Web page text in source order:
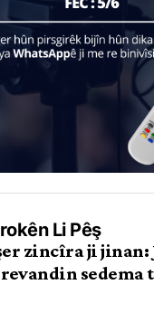
Li Pêş
zincîra ji jinan:
sedema